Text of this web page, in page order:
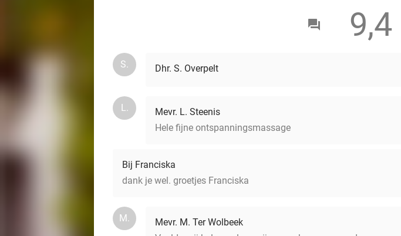
9,4
S. Dhr. S. Overpelt
L.
Mevr. L. Steenis
Hele fijne ontspanningsmassage
Bij Franciska
dank je wel. groetjes Franciska
M.
Mevr. M. Ter Wolbeek